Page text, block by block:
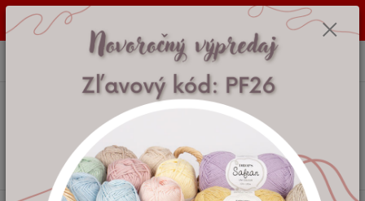
Dovolenka od 7. 8. 2026 do 14. 8. 2026. Vaše objednávky vybavíme a
odošleme 17. 8. 2026. Ďakujeme.
Hľadať